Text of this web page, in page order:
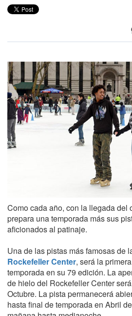
Como cada año, con la llegada del
prepara una temporada más sus
aficionados al patinaje.
Una de las pistas más famosas de
Rockefeller Center, será la
temporada en su 79 edición. La
de hielo del Rockefeller Center
Octubre. La pista permanecerá
hasta final de temporada en Abril